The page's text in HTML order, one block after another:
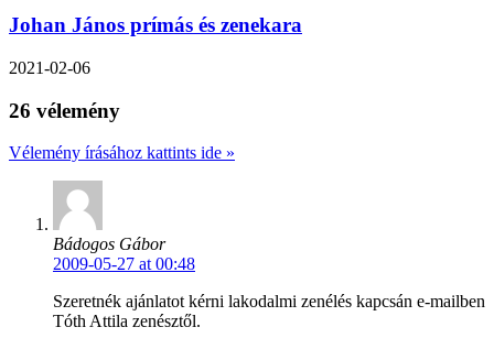
Johan János prímás és zenekara
2021-02-06
26 vélemény
Vélemény írásához kattints ide »
Bádogos Gábor
2009-05-27 at 00:48
Szeretnék ajánlatot kérni lakodalmi zenélés kapcsán e-mailben
Tóth Attila zenésztől.